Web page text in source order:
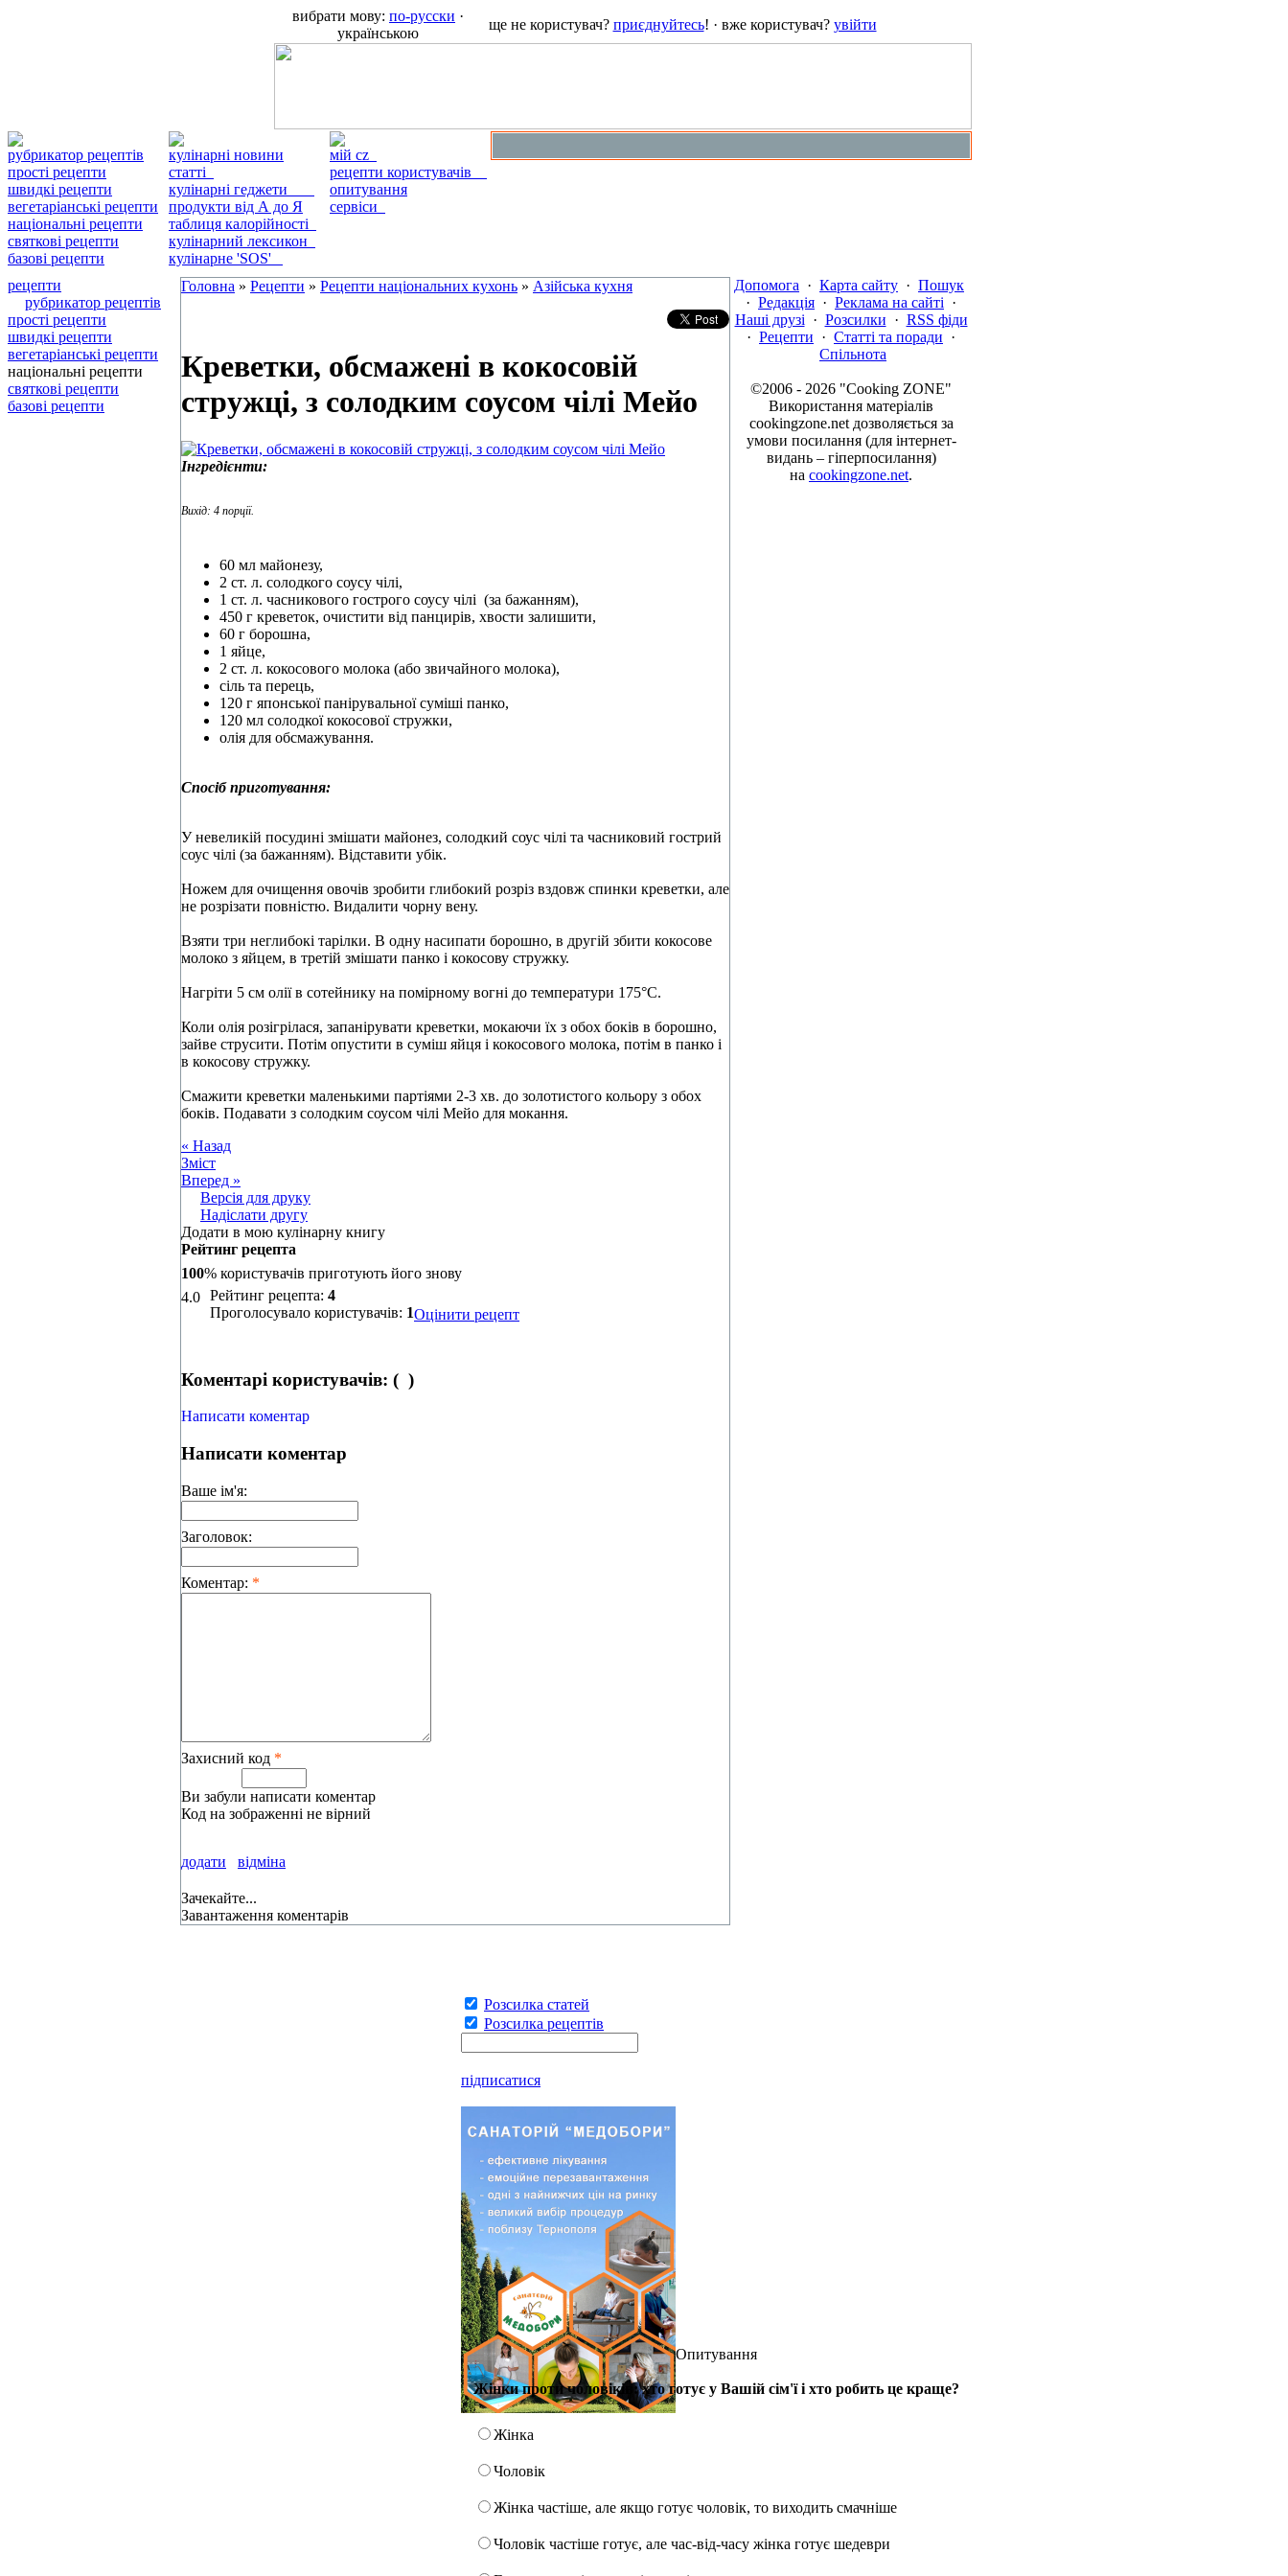
вибрати мову: по-русски ·
українською
ще не користувач? приєднуйтесь! · вже користувач? увійти
рубрикатор рецептів
прості рецепти
швидкі рецепти
вегетаріанські рецепти
національні рецепти
святкові рецепти
базові рецепти
кулінарні новини
статті
кулінарні геджети
продукти від А до Я
таблиця калорійності
кулінарний лексикон
кулінарне 'SOS'
мій cz
рецепти користувачів
опитування
сервіси
рецепти
рубрикатор рецептів
прості рецепти
швидкі рецепти
вегетаріанські рецепти
національні рецепти
святкові рецепти
базові рецепти
Головна » Рецепти » Рецепти національних кухонь » Азійська кухня
Креветки, обсмажені в кокосовій
стружці, з солодким соусом чілі Мейо
Інгредієнти:
Вихід: 4 порції.
60 мл майонезу,
2 ст. л. солодкого соусу чілі,
1 ст. л. часникового гострого соусу чілі (за бажанням),
450 г креветок, очистити від панцирів, хвости залишити,
60 г борошна,
1 яйце,
2 ст. л. кокосового молока (або звичайного молока),
сіль та перець,
120 г японської панірувальної суміші панко,
120 мл солодкої кокосової стружки,
олія для обсмажування.
Спосіб приготування:
У невеликій посудині змішати майонез, солодкий соус чілі та часниковий гострий
соус чілі (за бажанням). Відставити убік.
Ножем для очищення овочів зробити глибокий розріз вздовж спинки креветки, але
не розрізати повністю. Видалити чорну вену.
Взяти три неглибокі тарілки. В одну насипати борошно, в другій збити кокосове
молоко з яйцем, в третій змішати панко і кокосову стружку.
Нагріти 5 см олії в сотейнику на помірному вогні до температури 175°С.
Коли олія розігрілася, запанірувати креветки, мокаючи їх з обох боків в борошно,
зайве струсити. Потім опустити в суміш яйця і кокосового молока, потім в панко і
в кокосову стружку.
Смажити креветки маленькими партіями 2-3 хв. до золотистого кольору з обох
боків. Подавати з солодким соусом чілі Мейо для мокання.
« Назад
Зміст
Вперед »
Версія для друку
Надіслати другу
Додати в мою кулінарну книгу
Рейтинг рецепта
100% користувачів приготують його знову
4.0 Рейтинг рецепта: 4
Проголосувало користувачів: 1Оцінити рецепт
Коментарі користувачів: ( )
Написати коментар
Написати коментар
Ваше ім'я:
Заголовок:
Коментар: *
Захисний код *
Ви забули написати коментар
Код на зображенні не вірний
додати відміна
Зачекайте...
Завантаження коментарів
Розсилка статей
Розсилка рецептів
підписатися
Взнати детальніше
Опитування
Жінки проти чоловіків: хто готує у Вашій сім'ї і хто робить це краще?
Жінка
Чоловік
Жінка частіше, але якщо готує чоловік, то виходить смачніше
Чоловік частіше готує, але час-від-часу жінка готує шедеври
Допомога · Карта сайту · Пошук
· Редакція · Реклама на сайті ·
Наші друзі · Розсилки · RSS фіди
· Рецепти · Статті та поради ·
Спільнота
©2006 - 2026 "Cooking ZONE"
Використання матеріалів
cookingzone.net дозволяється за
умови посилання (для інтернет-
видань – гіперпосилання)
на cookingzone.net.